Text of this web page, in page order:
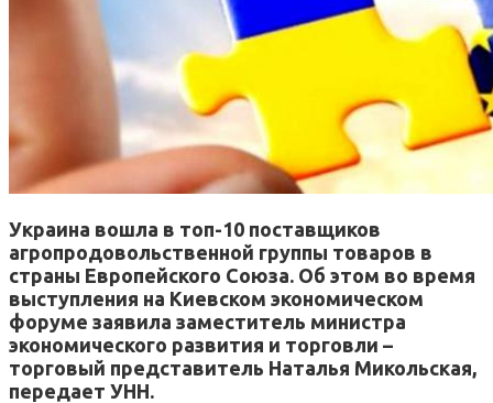
Украина вошла в топ-10 поставщиков
агропродовольственной группы товаров в
страны Европейского Союза. Об этом во время
выступления на Киевском экономическом
форуме заявила заместитель министра
экономического развития и торговли –
торговый представитель Наталья Микольская,
передает УНН.